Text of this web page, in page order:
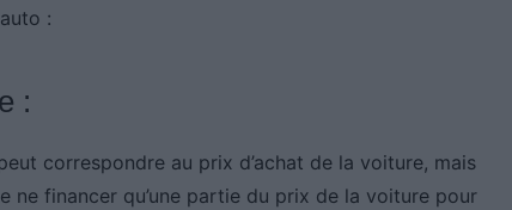
:
:
correspondre au prix d’achat de la voiture, mais
financer qu’une partie du prix de la voiture pour